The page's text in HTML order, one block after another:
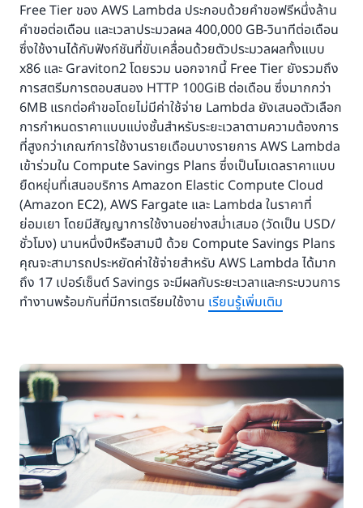
Free Tier ของ AWS Lambda ประกอบด้วยคำขอฟรีหนึ่งล้าน
คำขอต่อเดือน และเวลาประมวลผล 400,000 GB-วินาทีต่อเดือน
ซึ่งใช้งานได้กับฟังก์ชันที่ขับเคลื่อนด้วยตัวประมวลผลทั้งแบบ
x86 และ Graviton2 โดยรวม นอกจากนี้ Free Tier ยังรวมถึง
การสตรีมการตอบสนอง HTTP 100GiB ต่อเดือน ซึ่งมากกว่า
6MB แรกต่อคำขอโดยไม่มีค่าใช้จ่าย Lambda ยังเสนอตัวเลือก
การกำหนดราคาแบบแบ่งชั้นสำหรับระยะเวลาตามความต้องการ
ที่สูงกว่าเกณฑ์การใช้งานรายเดือนบางรายการ AWS Lambda
เข้าร่วมใน Compute Savings Plans ซึ่งเป็นโมเดลราคาแบบ
ยืดหยุ่นที่เสนอบริการ Amazon Elastic Compute Cloud
(Amazon EC2), AWS Fargate และ Lambda ในราคาที่
ย่อมเยา โดยมีสัญญาการใช้งานอย่างสม่ำเสมอ (วัดเป็น USD/
ชั่วโมง) นานหนึ่งปีหรือสามปี ด้วย Compute Savings Plans
คุณจะสามารถประหยัดค่าใช้จ่ายสำหรับ AWS Lambda ได้มาก
ถึง 17 เปอร์เซ็นต์ Savings จะมีผลกับระยะเวลาและกระบวนการ
ทำงานพร้อมกันที่มีการเตรียมใช้งาน เรียนรู้เพิ่มเติม